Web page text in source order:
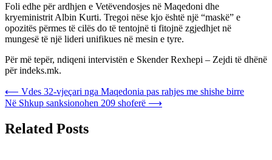
Foli edhe për ardhjen e Vetëvendosjes në Maqedoni dhe
kryeministrit Albin Kurti. Tregoi nëse kjo është një “maskë” e
opozitës përmes të cilës do të tentojnë ti fitojnë zgjedhjet në
mungesë të një lideri unifikues në mesin e tyre.
Për më tepër, ndiqeni intervistën e Skender Rexhepi – Zejdi të dhënë
për indeks.mk.
Post
navigation
⟵ Vdes 32-vjeçari nga Maqedonia pas rahjes me shishe birre
Në Shkup sanksionohen 209 shoferë ⟶
Related Posts